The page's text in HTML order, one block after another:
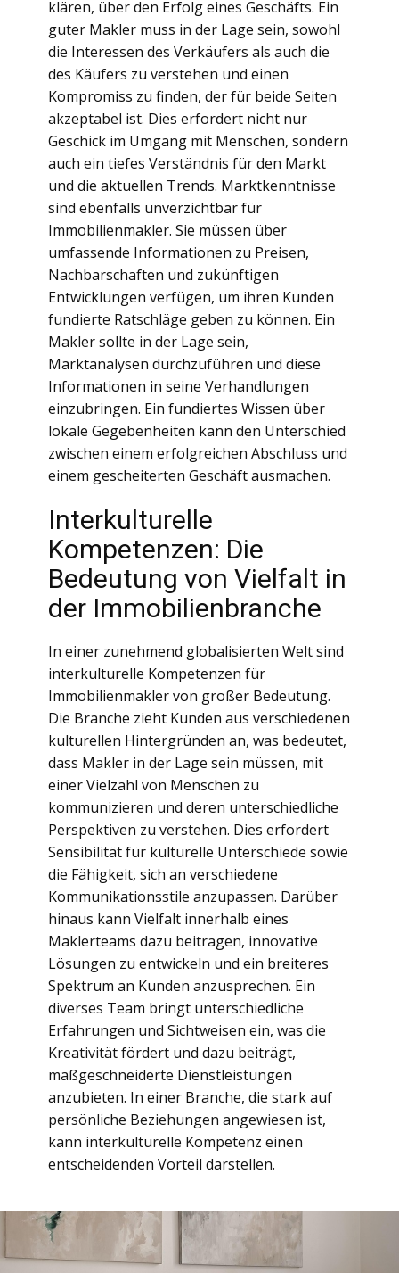
klären, über den Erfolg eines Geschäfts. Ein
guter Makler muss in der Lage sein, sowohl
die Interessen des Verkäufers als auch die
des Käufers zu verstehen und einen
Kompromiss zu finden, der für beide Seiten
akzeptabel ist. Dies erfordert nicht nur
Geschick im Umgang mit Menschen, sondern
auch ein tiefes Verständnis für den Markt
und die aktuellen Trends. Marktkenntnisse
sind ebenfalls unverzichtbar für
Immobilienmakler. Sie müssen über
umfassende Informationen zu Preisen,
Nachbarschaften und zukünftigen
Entwicklungen verfügen, um ihren Kunden
fundierte Ratschläge geben zu können. Ein
Makler sollte in der Lage sein,
Marktanalysen durchzuführen und diese
Informationen in seine Verhandlungen
einzubringen. Ein fundiertes Wissen über
lokale Gegebenheiten kann den Unterschied
zwischen einem erfolgreichen Abschluss und
einem gescheiterten Geschäft ausmachen.
Interkulturelle
Kompetenzen: Die
Bedeutung von Vielfalt in
der Immobilienbranche
In einer zunehmend globalisierten Welt sind
interkulturelle Kompetenzen für
Immobilienmakler von großer Bedeutung.
Die Branche zieht Kunden aus verschiedenen
kulturellen Hintergründen an, was bedeutet,
dass Makler in der Lage sein müssen, mit
einer Vielzahl von Menschen zu
kommunizieren und deren unterschiedliche
Perspektiven zu verstehen. Dies erfordert
Sensibilität für kulturelle Unterschiede sowie
die Fähigkeit, sich an verschiedene
Kommunikationsstile anzupassen. Darüber
hinaus kann Vielfalt innerhalb eines
Maklerteams dazu beitragen, innovative
Lösungen zu entwickeln und ein breiteres
Spektrum an Kunden anzusprechen. Ein
diverses Team bringt unterschiedliche
Erfahrungen und Sichtweisen ein, was die
Kreativität fördert und dazu beiträgt,
maßgeschneiderte Dienstleistungen
anzubieten. In einer Branche, die stark auf
persönliche Beziehungen angewiesen ist,
kann interkulturelle Kompetenz einen
entscheidenden Vorteil darstellen.